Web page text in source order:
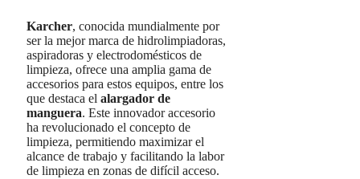
Karcher, conocida mundialmente por
ser la mejor marca de hidrolimpiadoras,
aspiradoras y electrodomésticos de
limpieza, ofrece una amplia gama de
accesorios para estos equipos, entre los
que destaca el alargador de
manguera. Este innovador accesorio
ha revolucionado el concepto de
limpieza, permitiendo maximizar el
alcance de trabajo y facilitando la labor
de limpieza en zonas de difícil acceso.